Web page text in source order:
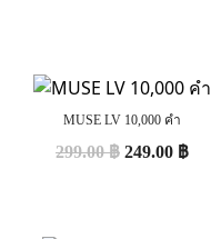
MUSE LV 10,000 คำ
299.00฿ 249.00 ฿